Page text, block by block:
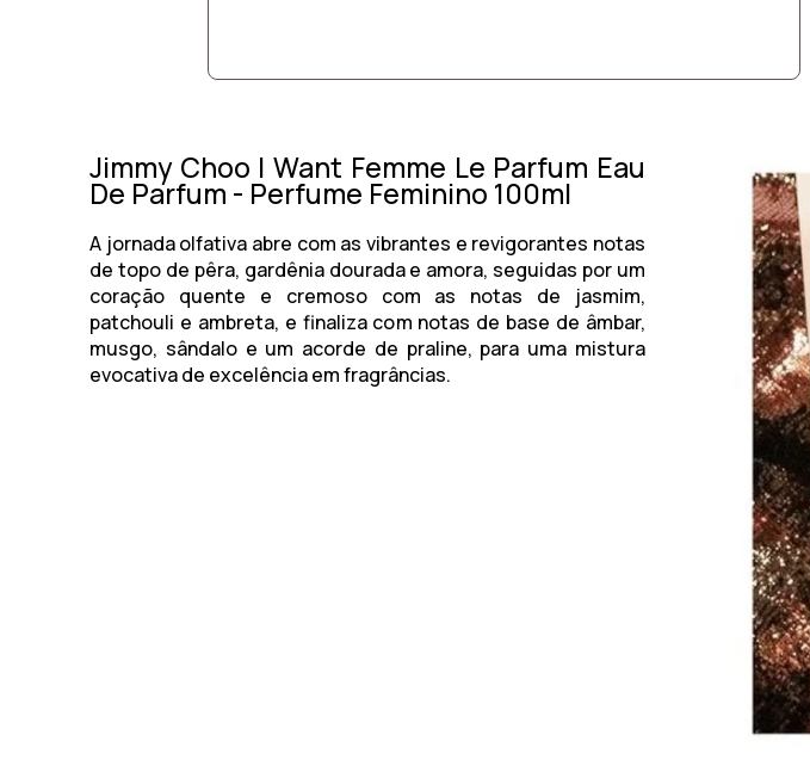
Jimmy Choo I Want Femme Le Parfum Eau
De Parfum - Perfume Feminino 100ml
A jornada olfativa abre com as vibrantes e revigorantes notas
de topo de pêra, gardênia dourada e amora, seguidas por um
coração quente e cremoso com as notas de jasmim,
patchouli e ambreta, e finaliza com notas de base de âmbar,
musgo, sândalo e um acorde de praline, para uma mistura
evocativa de excelência em fragrâncias.